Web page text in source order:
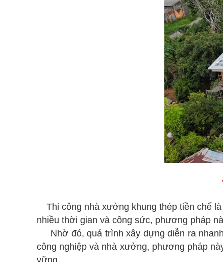
Thi công nhà xưởng khung thép tiền chế
nhiều thời gian và công sức, phương pháp
Nhờ đó, quá trình xây dựng diễn ra nhanh
công nghiệp và nhà xưởng, phương pháp
vững.